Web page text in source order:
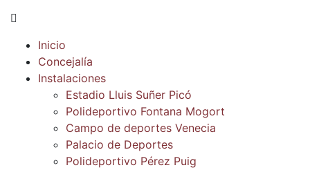
Inicio
Concejalía
Instalaciones
Estadio Lluis Suñer Picó
Polideportivo Fontana Mogort
Campo de deportes Venecia
Palacio de Deportes
Polideportivo Pérez Puig